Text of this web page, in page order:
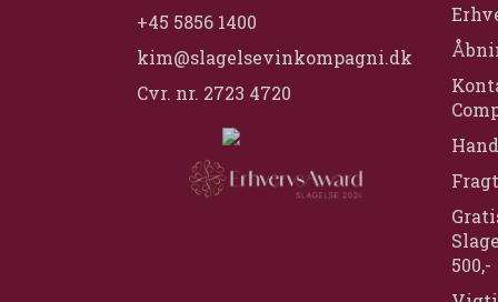
+45 5856 1400
kim@slagelsevinkompagni.dk
Cvr. nr. 2723 4720
Fragt
500,-